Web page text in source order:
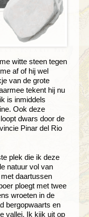
witte steen tegen
af of hij wel
van de grote
tekent hij nu
is inmiddels
Ook deze
dwars door de
Pinar del Rio
plek die ik deze
natuur vol van
daartussen
ploegt met twee
wroeten in de
bergopwaarts en
vallei. Ik kijk uit op